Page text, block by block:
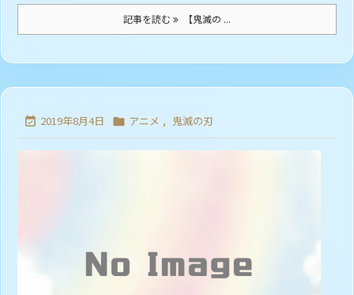
記事を読む 【鬼滅の ...
 2019年8月4日  アニメ , 鬼滅の刃